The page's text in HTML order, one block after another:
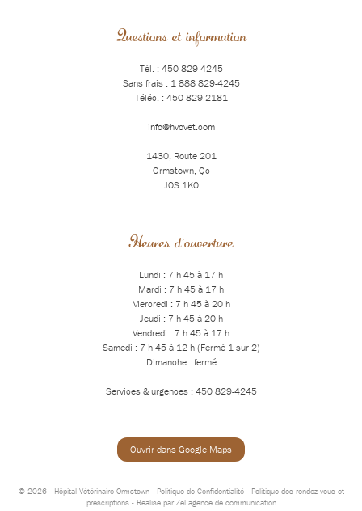
Questions et information
Tél. : 450 829-4245
Sans frais : 1 888 829-4245
Téléc. : 450 829-2181
info@hvovet.com
1430, Route 201
Ormstown, Qc
J0S 1K0
Heures d'ouverture
Lundi : 7 h 45 à 17 h
Mardi : 7 h 45 à 17 h
Mercredi : 7 h 45 à 20 h
Jeudi : 7 h 45 à 20 h
Vendredi : 7 h 45 à 17 h
Samedi : 7 h 45 à 12 h (Fermé 1 sur 2)
Dimanche : fermé
Services & urgences : 450 829-4245
Ouvrir dans Google Maps
© 2026 - Hôpital Vétérinaire Ormstown - Politique de Confidentialité- Politique des rendez-vous et
prescriptions- Réalisé par Zel agence de communication